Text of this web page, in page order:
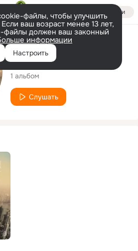
Войти
файлы, чтобы улучшить
ваш возраст менее 13 лет,
файлы должен ваш законный
информации
Настроить
Исполнитель
Sebasti3n Roche
1 альбом
Слушать